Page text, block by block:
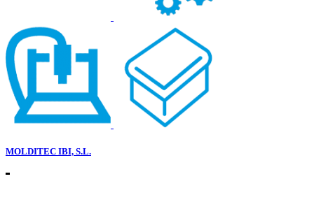
MOLDITEC IBI, S.L.